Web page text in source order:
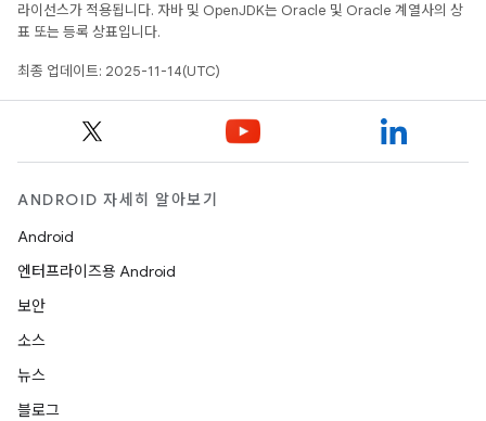
라이선스가 적용됩니다. 자바 및 OpenJDK는 Oracle 및 Oracle 계열사의 상
표 또는 등록 상표입니다.
최종 업데이트: 2025-11-14(UTC)
ANDROID 자세히 알아보기
Android
엔터프라이즈용 Android
보안
소스
뉴스
블로그